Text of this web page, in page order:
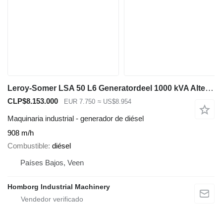
Leroy-Somer LSA 50 L6 Generatordeel 1000 kVA Alternator ex Emergency As New
CLP$8.153.000 EUR 7.750 ≈ US$8.954
Maquinaria industrial - generador de diésel
908 m/h
Combustible diésel
Países Bajos, Veen
Homborg Industrial Machinery